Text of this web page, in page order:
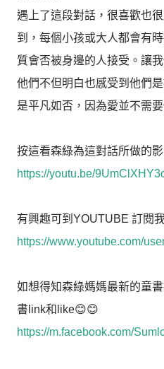
遇上了這段對話，很喜歡也
到，每個小孩或大人都會有
質會否被身邊的人接受。讓
他們不但明白也感受到他們
是平凡如否，因為愛並不需
按這看森綠為這對話所做的影
https://youtu.be/
有興趣可到YOUTUBE 訂閱
https://www.youtube.com/
如想得知森綠媽媽最新的童
書link和like😊😊
https://m.facebook.com/